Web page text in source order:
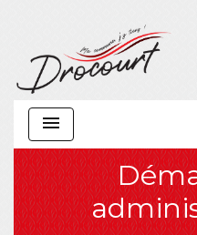
menu